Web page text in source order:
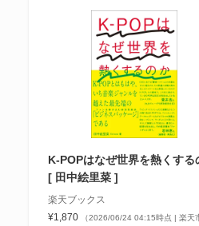
K-POPはなぜ世界を熱くする
[ 田中絵里菜 ]
楽天ブックス
¥1,870
（2026/06/24 04:15時点 | 楽天